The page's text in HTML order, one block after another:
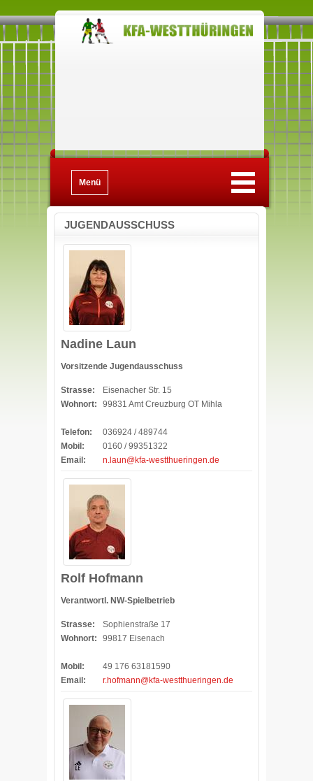
Menü
JUGENDAUSSCHUSS
Nadine Laun
Vorsitzende Jugendausschuss
Strasse:
Eisenacher Str. 15
Wohnort:
99831 Amt Creuzburg OT Mihla
Telefon:
036924 / 489744
Mobil:
0160 / 99351322
Email:
n.laun@kfa-westthueringen.de
Rolf Hofmann
Verantwortl. NW-Spielbetrieb
Strasse:
Sophienstraße 17
Wohnort:
99817 Eisenach
Mobil:
49 176 63181590
Email:
r.hofmann@kfa-westthueringen.de